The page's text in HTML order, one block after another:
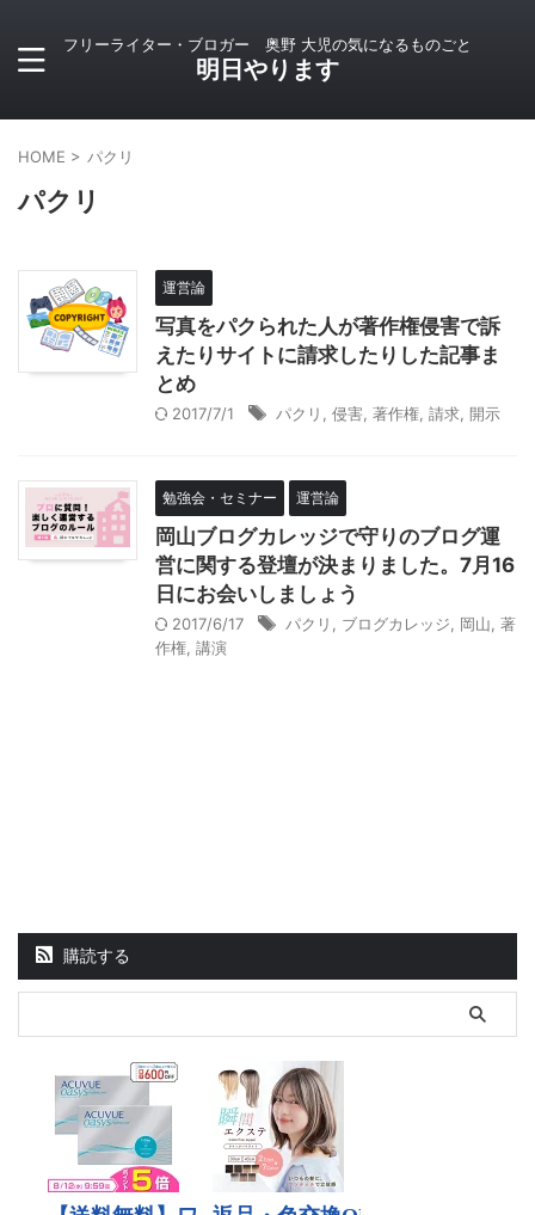
フリーライター・ブロガー 奥野 大児の気になるものごと
明日やります
HOME > パクリ
パクリ
運営論
写真をパクられた人が著作権侵害で訴
えたりサイトに請求したりした記事ま
とめ
2017/7/1 パクリ 侵害 著作権 請求 開示
勉強会・セミナー 運営論
岡山ブログカレッジで守りのブログ運
営に関する登壇が決まりました。7月16
日にお会いしましょう
2017/6/17 パクリ ブログカレッジ 岡山 著
作権 講演
購読する